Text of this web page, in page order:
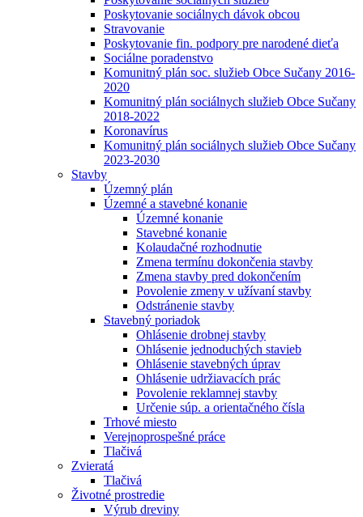
Poskytovanie sociálnych dávok obcou
Stravovanie
Poskytovanie fin. podpory pre narodené dieťa
Sociálne poradenstvo
Komunitný plán soc. služieb Obce Sučany 2016-
2020
Komunitný plán sociálnych služieb Obce Sučany
2018-2022
Koronavírus
Komunitný plán sociálnych služieb Obce Sučany
2023-2030
Stavby
Územný plán
Územné a stavebné konanie
Územné konanie
Stavebné konanie
Kolaudačné rozhodnutie
Zmena termínu dokončenia stavby
Zmena stavby pred dokončením
Povolenie zmeny v užívaní stavby
Odstránenie stavby
Stavebný poriadok
Ohlásenie drobnej stavby
Ohlásenie jednoduchých stavieb
Ohlásenie stavebných úprav
Ohlásenie udržiavacích prác
Povolenie reklamnej stavby
Určenie súp. a orientačného čísla
Trhové miesto
Verejnoprospešné práce
Tlačivá
Zvieratá
Tlačivá
Životné prostredie
Výrub dreviny